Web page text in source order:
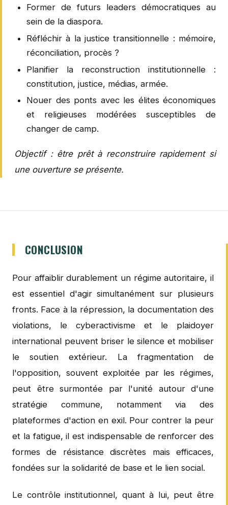
Former de futurs leaders démocratiques au
sein de la diaspora.
Réfléchir à la justice transitionnelle : mémoire,
réconciliation, procès ?
Planifier la reconstruction institutionnelle :
constitution, justice, médias, armée.
Nouer des ponts avec les élites économiques
et religieuses modérées susceptibles de
changer de camp.
Objectif : être prêt à reconstruire rapidement si
une ouverture se présente.
CONCLUSION
Pour affaiblir durablement un régime autoritaire, il
est essentiel d'agir simultanément sur plusieurs
fronts. Face à la répression, la documentation des
violations, le cyberactivisme et le plaidoyer
international peuvent briser le silence et mobiliser
le soutien extérieur. La fragmentation de
l'opposition, souvent exploitée par les régimes,
peut être surmontée par l'unité autour d'une
stratégie commune, notamment via des
plateformes d'action en exil. Pour contrer la peur
et la fatigue, il est indispensable de renforcer des
formes de résistance discrètes mais efficaces,
fondées sur la solidarité de base et le lien social.
Le contrôle institutionnel, quant à lui, peut être